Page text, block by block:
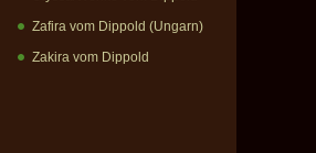
Zafira vom Dippold (Ungarn)
Zakira vom Dippold